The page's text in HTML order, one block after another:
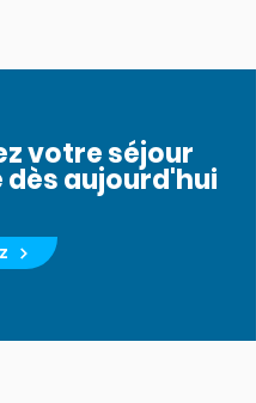
votre séjour
dès aujourd'hui